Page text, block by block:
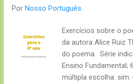
Por Nosso Português
Exercícios sobre o
da autora Alice Ruiz
do poema. Série
Ensino Fundamental;
múltipla escolha: